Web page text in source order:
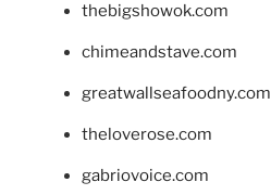
thebigshowok.com
chimeandstave.com
greatwallseafoodny.com
theloverose.com
gabriovoice.com